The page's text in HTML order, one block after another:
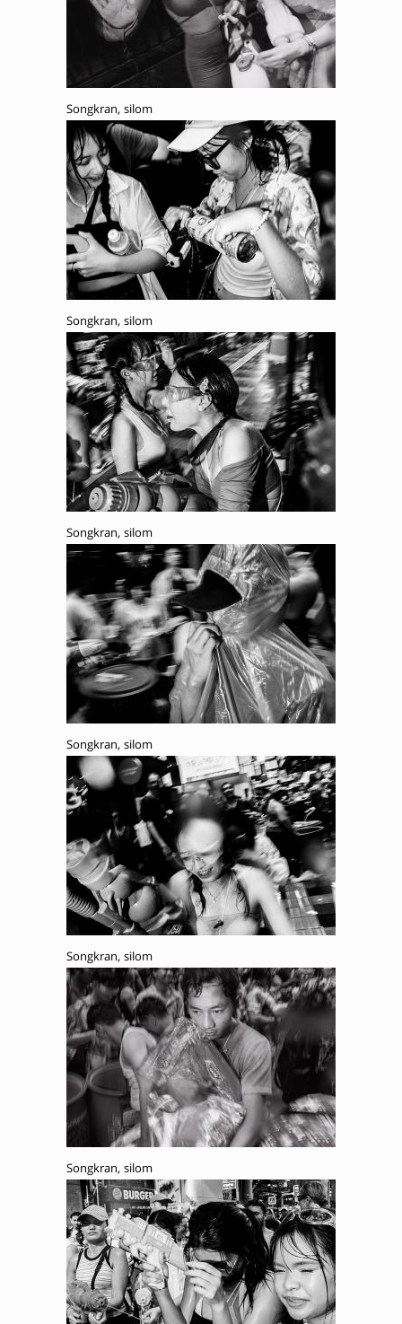
Songkran, silom
Songkran, silom
Songkran, silom
Songkran, silom
Songkran, silom
Songkran, silom